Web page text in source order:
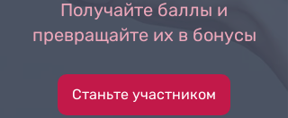
Получайте баллы и
превращайте их в бонусы
Станьте участником